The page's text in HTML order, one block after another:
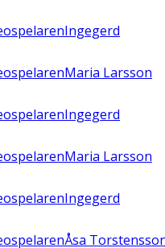
Ingegerd
Maria Larsson
Ingegerd
Maria Larsson
Ingegerd
Åsa